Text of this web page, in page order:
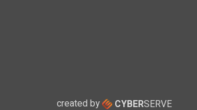
created by CYBERSERVE